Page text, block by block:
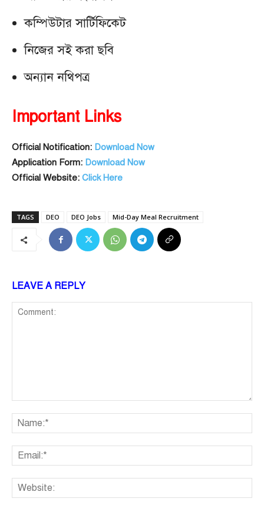
কম্পিউটার সার্টিফিকেট
নিজের সই করা ছবি
অন্যান নথিপত্র
Important Links
Official Notification: Download Now
Application Form: Download Now
Official Website: Click Here
TAGS DEO DEO Jobs Mid-Day Meal Recruitment
LEAVE A REPLY